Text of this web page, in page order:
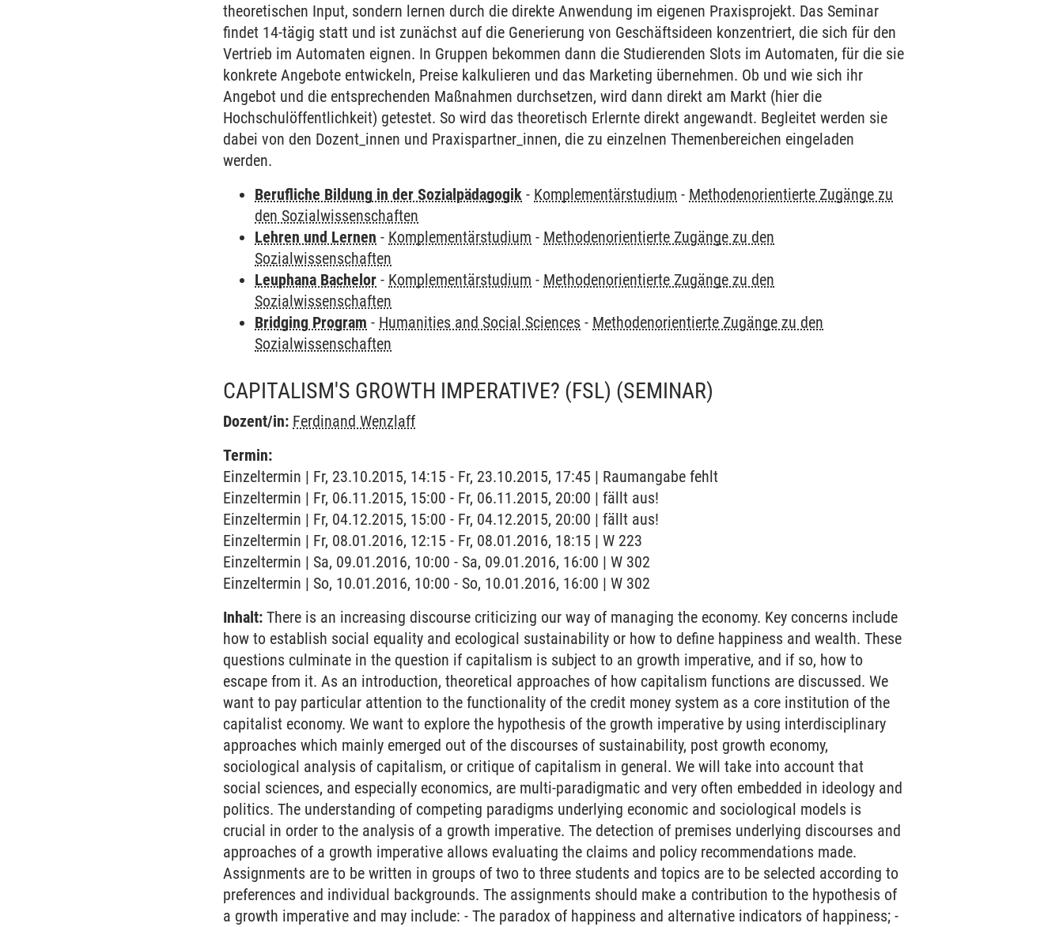
theoretischen Input, sondern lernen durch die direkte Anwendung im eigenen Praxisprojekt. Das Seminar
findet 14-tägig statt und ist zunächst auf die Generierung von Geschäftsideen konzentriert, die sich für den
Vertrieb im Automaten eignen. In Gruppen bekommen dann die Studierenden Slots im Automaten, für die sie
konkrete Angebote entwickeln, Preise kalkulieren und das Marketing übernehmen. Ob und wie sich ihr
Angebot und die entsprechenden Maßnahmen durchsetzen, wird dann direkt am Markt (hier die
Hochschulöffentlichkeit) getestet. So wird das theoretisch Erlernte direkt angewandt. Begleitet werden sie
dabei von den Dozent_innen und Praxispartner_innen, die zu einzelnen Themenbereichen eingeladen
werden.
Berufliche Bildung in der Sozialpädagogik - Komplementärstudium - Methodenorientierte Zugänge zu
den Sozialwissenschaften
Lehren und Lernen - Komplementärstudium - Methodenorientierte Zugänge zu den
Sozialwissenschaften
Leuphana Bachelor - Komplementärstudium - Methodenorientierte Zugänge zu den
Sozialwissenschaften
Bridging Program - Humanities and Social Sciences - Methodenorientierte Zugänge zu den
Sozialwissenschaften
CAPITALISM'S GROWTH IMPERATIVE? (FSL) (SEMINAR)
Dozent/in: Ferdinand Wenzlaff
Termin:
Einzeltermin | Fr, 23.10.2015, 14:15 - Fr, 23.10.2015, 17:45 | Raumangabe fehlt
Einzeltermin | Fr, 06.11.2015, 15:00 - Fr, 06.11.2015, 20:00 | fällt aus!
Einzeltermin | Fr, 04.12.2015, 15:00 - Fr, 04.12.2015, 20:00 | fällt aus!
Einzeltermin | Fr, 08.01.2016, 12:15 - Fr, 08.01.2016, 18:15 | W 223
Einzeltermin | Sa, 09.01.2016, 10:00 - Sa, 09.01.2016, 16:00 | W 302
Einzeltermin | So, 10.01.2016, 10:00 - So, 10.01.2016, 16:00 | W 302
Inhalt: There is an increasing discourse criticizing our way of managing the economy. Key concerns include
how to establish social equality and ecological sustainability or how to define happiness and wealth. These
questions culminate in the question if capitalism is subject to an growth imperative, and if so, how to
escape from it. As an introduction, theoretical approaches of how capitalism functions are discussed. We
want to pay particular attention to the functionality of the credit money system as a core institution of the
capitalist economy. We want to explore the hypothesis of the growth imperative by using interdisciplinary
approaches which mainly emerged out of the discourses of sustainability, post growth economy,
sociological analysis of capitalism, or critique of capitalism in general. We will take into account that
social sciences, and especially economics, are multi-paradigmatic and very often embedded in ideology and
politics. The understanding of competing paradigms underlying economic and sociological models is
crucial in order to the analysis of a growth imperative. The detection of premises underlying discourses and
approaches of a growth imperative allows evaluating the claims and policy recommendations made.
Assignments are to be written in groups of two to three students and topics are to be selected according to
preferences and individual backgrounds. The assignments should make a contribution to the hypothesis of
a growth imperative and may include: - The paradox of happiness and alternative indicators of happiness; -